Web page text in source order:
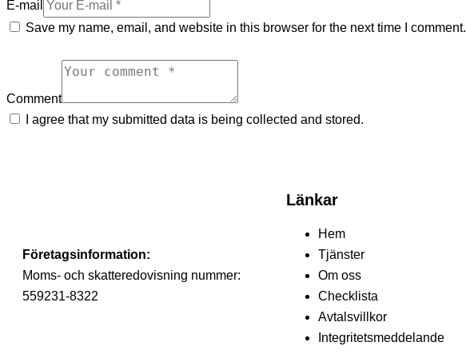
E-mail
Save my name, email, and website in this browser for the next time I comment.
Comment
I agree that my submitted data is being collected and stored.
Företagsinformation:
Moms- och skatteredovisning nummer:
559231-8322
Länkar
Hem
Tjänster
Om oss
Checklista
Avtalsvillkor
Integritetsmeddelande